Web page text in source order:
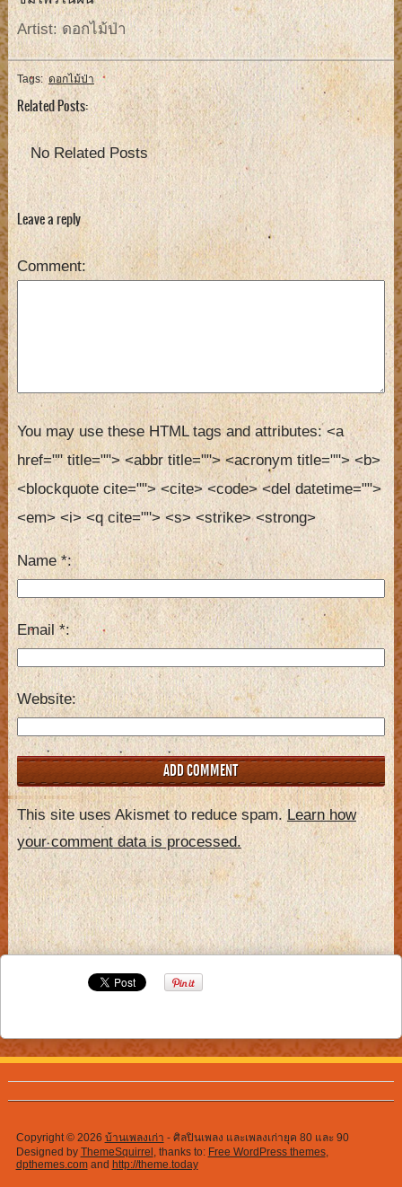
Artist: ดอกไม้ป่า
Tags:ดอกไม้ป่า
Related Posts:
No Related Posts
Leave a reply
Comment
You may use these HTML tags and attributes:<a
href="" title=""> <abbr title=""> <acronym title=""> <b>
<blockquote cite=""> <cite> <code> <del datetime="">
<em> <i> <q cite=""> <s> <strike> <strong>
Name*
Email*
Website
This site uses Akismet to reduce spam.Learn how
your comment data is processed.
Copyright © 2026 บ้านเพลงเก่า - ศิลปินเพลง และเพลงเก่ายุค 80 และ 90
Designed by ThemeSquirrel, thanks to: Free WordPress themes,
dpthemes.comand http://theme.today